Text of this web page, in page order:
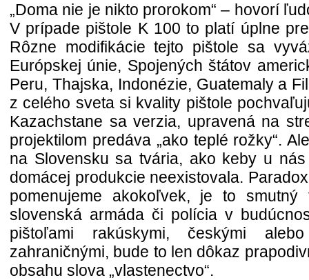
„Doma nie je nikto prorokom“ – hovorí
V prípade pištole K 100 to platí úplne
Rôzne modifikácie tejto pištole sa
Európskej únie, Spojených štátov
Peru, Thajska, Indonézie, Guatemaly a
z celého sveta si kvality pištole
Kazachstane sa verzia, upravená na
projektilom predáva „ako teplé rožky“.
na Slovensku sa tvária, ako keby u
domácej produkcie neexistovala.
pomenujeme akokoľvek, je to smutný
slovenská armáda či polícia v
pištoľami rakúskymi, českými
zahraničnými, bude to len dôkaz
obsahu slova „vlastenectvo“.